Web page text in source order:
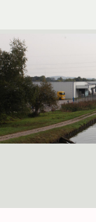
naar
de
inhoud
gaan